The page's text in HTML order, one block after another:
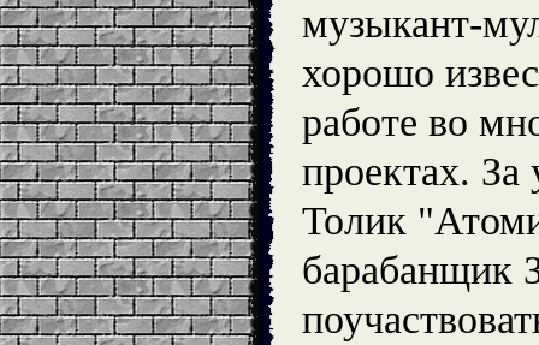
музыкант-
хорошо
работе во
проектах. За
Толик